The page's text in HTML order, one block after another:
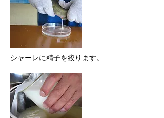
シャーレに精子を絞ります。